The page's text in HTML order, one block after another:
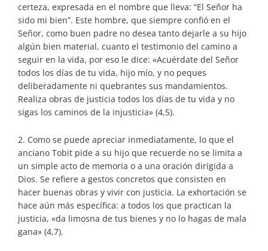
certeza, expresada en el nombre que lleva: “El Señor ha
sido mi bien”. Este hombre, que siempre confió en el
Señor, como buen padre no desea tanto dejarle a su hijo
algún bien material, cuanto el testimonio del camino a
seguir en la vida, por eso le dice: «Acuérdate del Señor
todos los días de tu vida, hijo mío, y no peques
deliberadamente ni quebrantes sus mandamientos.
Realiza obras de justicia todos los días de tu vida y no
sigas los caminos de la injusticia» (4,5).
2. Como se puede apreciar inmediatamente, lo que el
anciano Tobit pide a su hijo que recuerde no se limita a
un simple acto de memoria o a una oración dirigida a
Dios. Se refiere a gestos concretos que consisten en
hacer buenas obras y vivir con justicia. La exhortación se
hace aún más específica: a todos los que practican la
justicia, «da limosna de tus bienes y no lo hagas de mala
gana» (4,7).